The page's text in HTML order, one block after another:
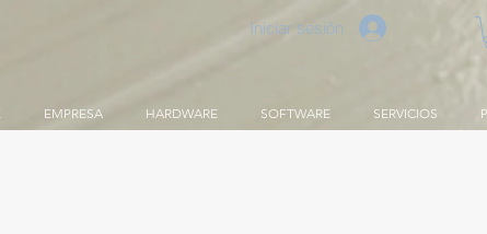
Iniciar sesión
EMPRESA HARDWARE SOFTWARE SERVICIOS